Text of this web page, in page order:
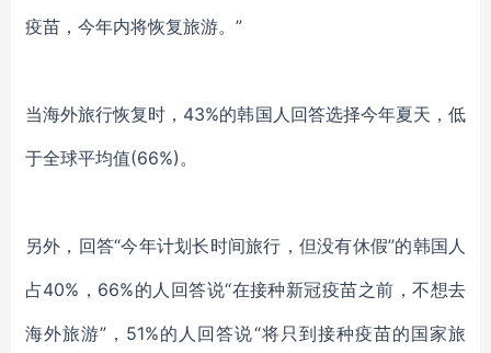
疫苗，今年内将恢复旅游。 ”
当海外旅行恢复时， 43%的韩国人回答选择今年夏天，低
于全球平均值(66%)。
另外， 回答“今年计划长时间旅行，但没有休假”的韩国人
占40% ， 66%的人回答说“在接种新冠疫苗之前，不想去
海外旅游” ， 51%的人回答说“将只到接种疫苗的国家旅